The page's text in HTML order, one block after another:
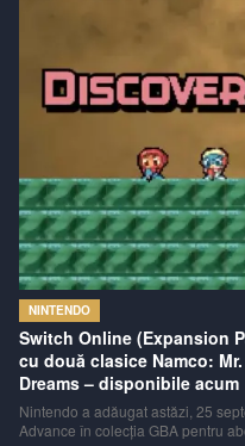
NINTENDO
Switch Online (Expansion
cu două clasice Namco:
Dreams – disponibile acum
Nintendo a adăugat astăzi, 25
Advance în colecția GBA pentru